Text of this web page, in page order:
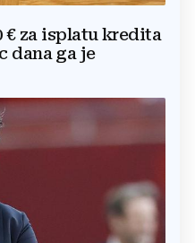
€ za isplatu kredita
dana ga je